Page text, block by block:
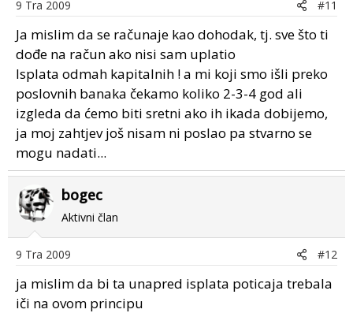
9 Tra 2009 #11
Ja mislim da se računaje kao dohodak, tj. sve što ti
dođe na račun ako nisi sam uplatio
Isplata odmah kapitalnih ! a mi koji smo išli preko
poslovnih banaka čekamo koliko 2-3-4 god ali
izgleda da ćemo biti sretni ako ih ikada dobijemo,
ja moj zahtjev još nisam ni poslao pa stvarno se
mogu nadati...
bogec
Aktivni član
9 Tra 2009 #12
ja mislim da bi ta unapred isplata poticaja trebala
iči na ovom principu